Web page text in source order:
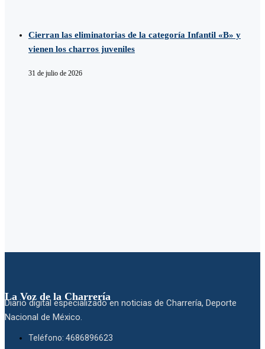
Cierran las eliminatorias de la categoría Infantil «B» y
vienen los charros juveniles
31 de julio de 2026
La Voz de la Charrería
Diario digital especializado en noticias de Charrería, Deporte
Nacional de México.
Teléfono: 4686896623